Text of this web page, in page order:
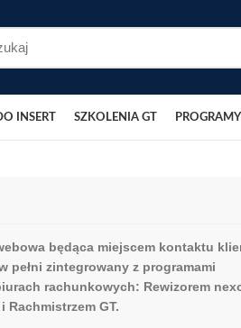
INSERT SZKOLENIA GT
będąca miejscem kontaktu
pełni zintegrowany z programami
rachunkowych: Rewizorem
Rachmistrzem GT.